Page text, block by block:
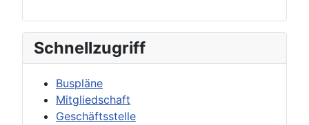
Schnellzugriff
Buspläne
Mitgliedschaft
Geschäftsstelle